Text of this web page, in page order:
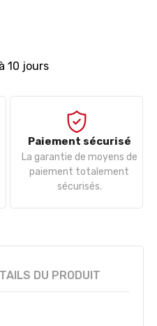
10 jours
Paiement sécurisé
La garantie de moyens de
paiement totalement
sécurisés.
DU PRODUIT